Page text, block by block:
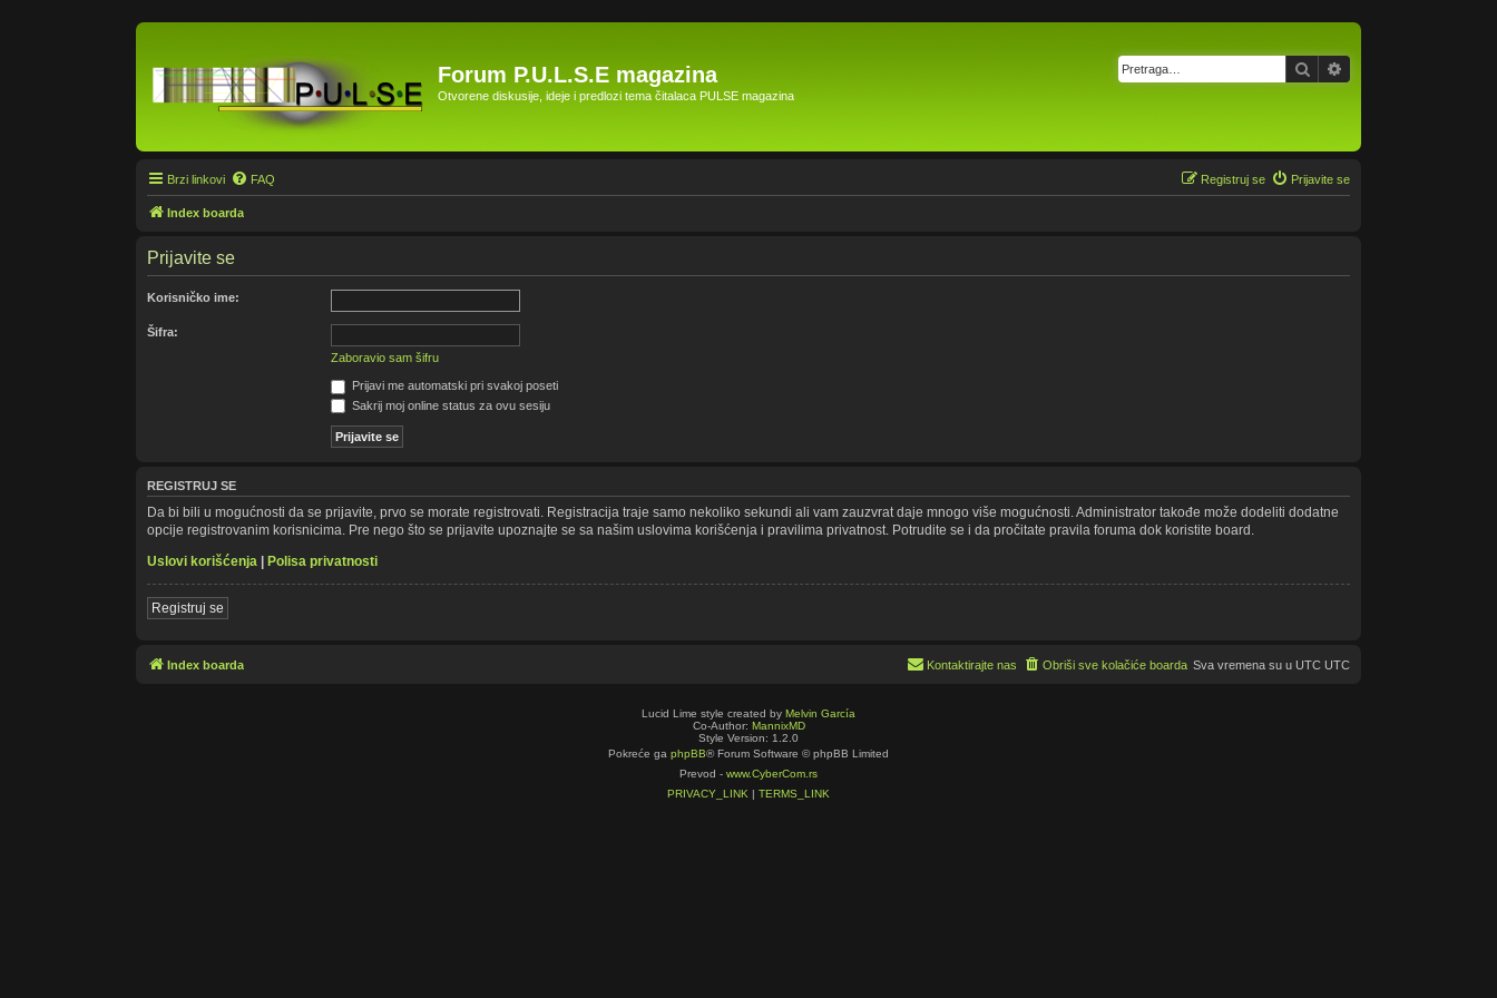
Forum P.U.L.S.E magazina
Otvorene diskusije, ideje i predlozi tema čitalaca PULSE magazina
Pretraga
Brzi linkovi FAQ Prijavite se
Registruj se
Index boarda
Prijavite se
Korisničko ime:
Šifra:
Zaboravio sam šifru
Prijavi me automatski pri svakoj poseti
Sakrij moj online status za ovu sesiju
REGISTRUJ SE
Da bi bili u mogućnosti da se prijavite, prvo se morate registrovati. Registracija traje samo nekoliko sekundi ali vam zauzvrat daje mnogo više mogućnosti. Administrator takođe može dodeliti dodatne
opcije registrovanim korisnicima. Pre nego što se prijavite upoznajte se sa našim uslovima korišćenja i pravilima privatnost. Potrudite se i da pročitate pravila foruma dok koristite board.
Uslovi korišćenja | Polisa privatnosti
Registruj se
Index boarda Sva vremena su u UTC UTC
Obriši sve kolačiće boarda
Kontaktirajte nas
Lucid Lime style created by Melvin García
Co-Author: MannixMD
Style Version: 1.2.0
Pokreće ga phpBB® Forum Software © phpBB Limited
Prevod - www.CyberCom.rs
PRIVACY_LINK | TERMS_LINK